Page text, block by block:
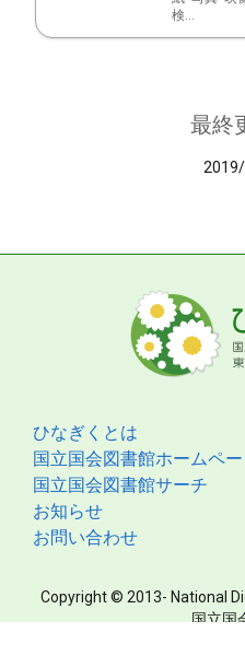
検...
最終
ひなぎくとは
国立国会図書館ホームペ
国立国会図書館サーチ
お知らせ
お問い合わせ
Copyright © 2013- National